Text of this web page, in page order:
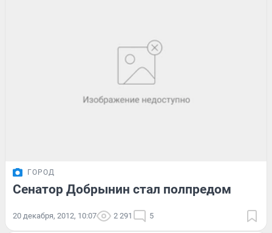
ГОРОД
Сенатор Добрынин стал полпредом
20 декабря, 2012, 10:07 2 291 5